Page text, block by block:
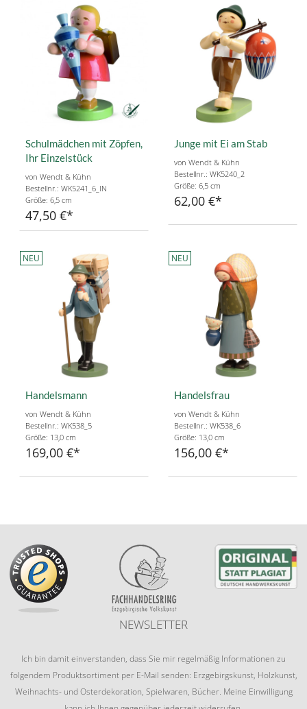
Schulmädchen mit Zöpfen,
Ihr Einzelstück
von Wendt & Kühn
Bestellnr.: WK5241_6_IN
Größe: 6,5 cm
47,50 €
Junge mit Ei am Stab
von Wendt & Kühn
Bestellnr.: WK5240_2
Größe: 6,5 cm
62,00 €
NEU
Handelsmann
von Wendt & Kühn
Bestellnr.: WK538_5
Größe: 13,0 cm
169,00 €
NEU
Handelsfrau
von Wendt & Kühn
Bestellnr.: WK538_6
Größe: 13,0 cm
156,00 €
NEWSLETTER
Ich bin damit einverstanden, dass Sie mir regelmäßig Informationen zu
folgendem Produktsortiment per E-Mail senden: Erzgebirgskunst, Holzkunst,
Weihnachts- und Osterdekoration, Spielwaren, Bücher. Meine Einwilligung